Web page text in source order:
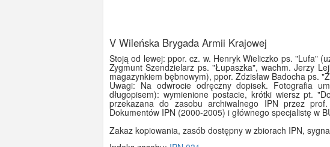
V Wileńska Brygada Armii Krajowej
Stoją od lewej: ppor. cz. w. Henryk Wieliczko ps. "Lufa"
Zygmunt Szendzielarz ps. "Łupaszka", wachm. Jerzy
magazynkiem bębnowym), ppor. Zdzisław Badocha ps.
Uwagi: Na odwrocie odręczny dopisek. Fotografia
długopisem): wymienione postacie, krótki wiersz pt.
przekazana do zasobu archiwalnego IPN przez
Dokumentów IPN (2000-2005) i głównego specjalistę w
Zakaz kopiowania, zasób dostępny w zbiorach IPN,